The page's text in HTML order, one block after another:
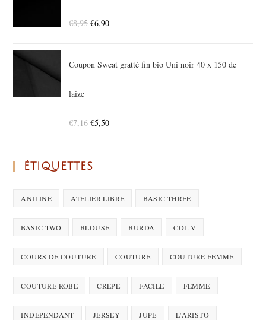
€8,95 €6,90
Coupon Sweat gratté fin bio Uni noir 40 x 150 de
laize
€7,16 €5,50
ÉTIQUETTES
ANILINE ATELIER LIBRE BASIC THREE
BASIC TWO BLOUSE BURDA COL V
COURS DE COUTURE COUTURE COUTURE FEMME
COUTURE ROBE CRÊPE FACILE FEMME
INDÉPENDANT JERSEY JUPE L'ARISTO